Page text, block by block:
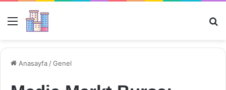
Menü
Anasayfa /Genel